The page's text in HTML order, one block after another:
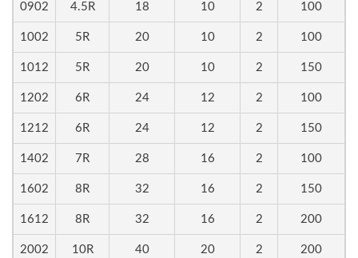
0902 4.5R 18 10 2 100
1002 5R 20 10 2 100
1012 5R 20 10 2 150
1202 6R 24 12 2 100
1212 6R 24 12 2 150
1402 7R 28 16 2 100
1602 8R 32 16 2 150
1612 8R 32 16 2 200
2002 10R 40 20 2 200